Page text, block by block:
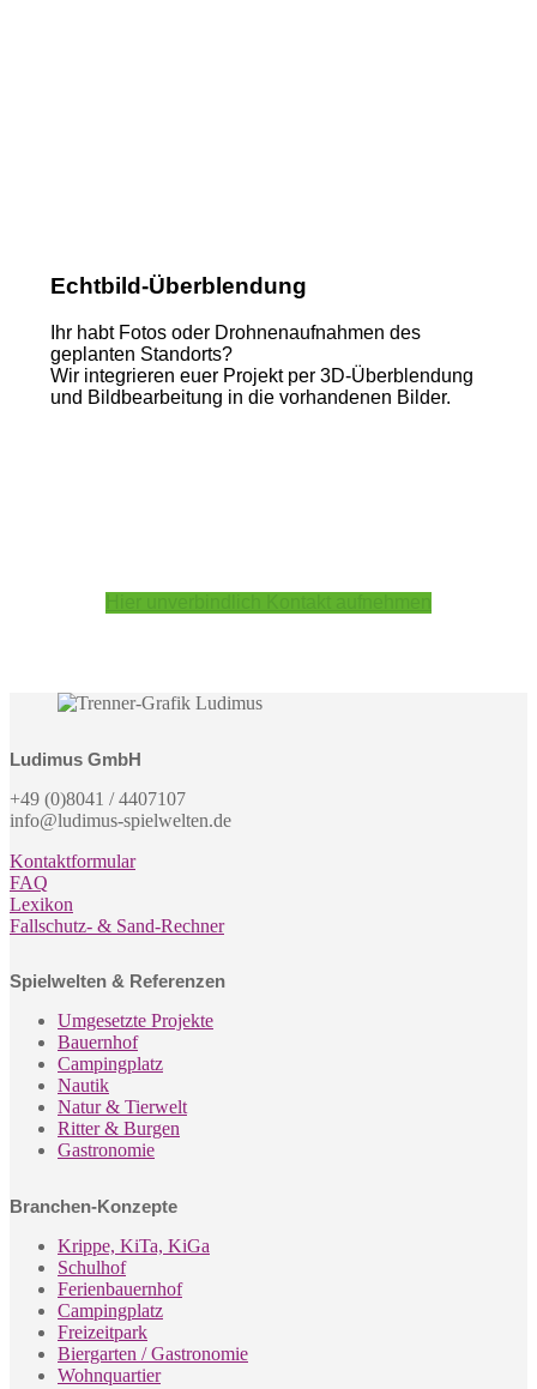
Echtbild-Überblendung
Ihr habt Fotos oder Drohnenaufnahmen des
geplanten Standorts?
Wir integrieren euer Projekt per 3D-Überblendung
und Bildbearbeitung in die vorhandenen Bilder.
Ludimus GmbH
+49 (0)8041 / 4407107
info@ludimus-spielwelten.de
Kontaktformular
FAQ
Lexikon
Fallschutz- & Sand-Rechner
Spielwelten & Referenzen
Umgesetzte Projekte
Bauernhof
Campingplatz
Nautik
Natur & Tierwelt
Ritter & Burgen
Gastronomie
Branchen-Konzepte
Krippe, KiTa, KiGa
Schulhof
Ferienbauernhof
Campingplatz
Freizeitpark
Biergarten / Gastronomie
Wohnquartier